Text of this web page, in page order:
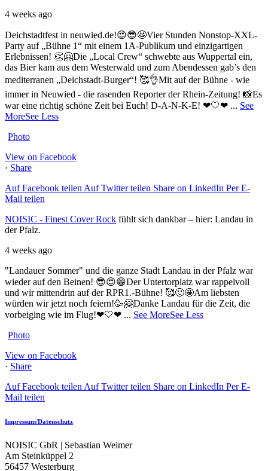
4 weeks ago
Deichstadtfest in neuwied.de!😍😎🤩Vier Stunden Nonstop-XXL-
Party auf „Bühne 1“ mit einem 1A-Publikum und einzigartigen
Erlebnissen! 👏🤗Die „Local Crew“ schwebte aus Wuppertal ein,
das Bier kam aus dem Westerwald und zum Abendessen gab’s den
mediterranen „Deichstadt-Burger“! 🥰👌Mit auf der Bühne - wie
immer in Neuwied - die rasenden Reporter der Rhein-Zeitung! 📸Es
war eine richtig schöne Zeit bei Euch! D-A-N-K-E! ❤🤍❤ ... See
MoreSee Less
Photo
View on Facebook
· Share
Auf Facebook teilen Auf Twitter teilen Share on LinkedIn Per E-
Mail teilen
NOISIC - Finest Cover Rock fühlt sich dankbar – hier: Landau in
der Pfalz.
4 weeks ago
"Landauer Sommer" und die ganze Stadt Landau in der Pfalz war
wieder auf den Beinen! 😎😍😁Der Untertorplatz war rappelvoll
und wir mittendrin auf der RPR1.-Bühne! 🥰🙂🤩Am liebsten
würden wir jetzt noch feiern!🥳🤗Danke Landau für die Zeit, die
vorbeiging wie im Flug!❤🤍❤ ... See MoreSee Less
Photo
View on Facebook
· Share
Auf Facebook teilen Auf Twitter teilen Share on LinkedIn Per E-
Mail teilen
Impressum/Datenschutz
NOISIC GbR | Sebastian Weimer
Am Steinküppel 2
56457 Westerburg